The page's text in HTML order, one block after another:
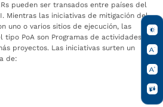
pueden ser transados entre países del
Mientras las iniciativas de mitigación del
uno o varios sitios de ejecución, las
tipo PoA son Programas de actividades
proyectos. Las iniciativas surten un
de: